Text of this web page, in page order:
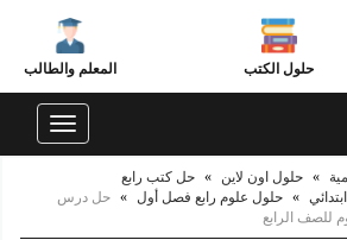
حلول الكتب المعلم والطالب
Toggle
» حلول اون لاين » حل كتب رابع
» حلول علوم رابع فصل أول » حل درس
للصف الرابع